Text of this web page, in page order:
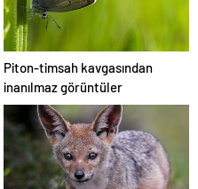
Piton-timsah kavgasından
inanılmaz görüntüler